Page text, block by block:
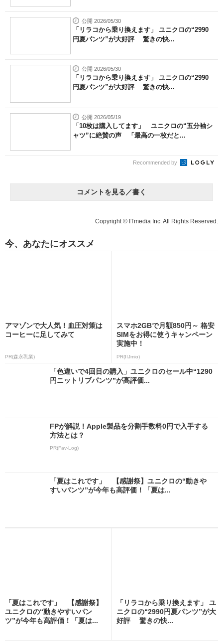
公開 2026/05/30
「リラコから乗り換えます」 ユニクロの“2990
円夏パンツ”が大好評 驚きの快...
公開 2026/05/30
「リラコから乗り換えます」 ユニクロの“2990
円夏パンツ”が大好評 驚きの快...
公開 2026/05/19
「10枚は購入してます」 ユニクロの“五分袖シ
ャツ”に絶賛の声 「最高の一枚だと...
Recommended by
コメントを見る／書く
Copyright © ITmedia Inc. All Rights Reserved.
今、あなたにオススメ
アマゾンで大人気！血圧対策は
コーヒーに足してみて
PR(森永乳業)
スマホ2GBで月額850円～ 格安
SIMをお得に使うキャンペーン
実施中！
PR(IIJmio)
「色違いで4回目の購入」ユニクロのセール中“1290
円ニットリブパンツ”が高評価...
FPが解説！Apple製品を分割手数料0円で入手する
方法とは？
PR(Fav-Log)
「夏はこれです」 【感謝祭】ユニクロの“動きや
すいパンツ”が今年も高評価！「夏は...
「夏はこれです」 【感謝祭】
ユニクロの“動きやすいパン
ツ”が今年も高評価！「夏は...
「リラコから乗り換えます」 ユ
ニクロの“2990円夏パンツ”が大
好評 驚きの快...